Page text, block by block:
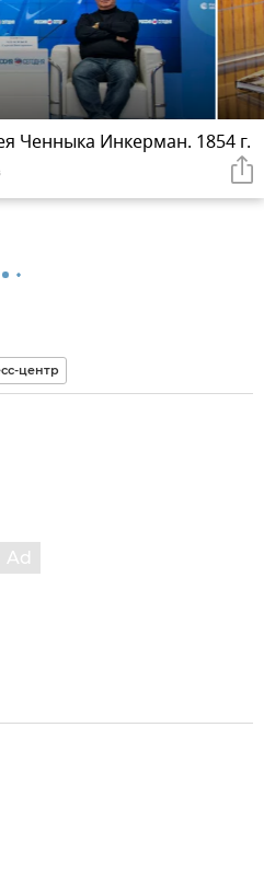
Ченныка Инкерман. 1854 г.
центр